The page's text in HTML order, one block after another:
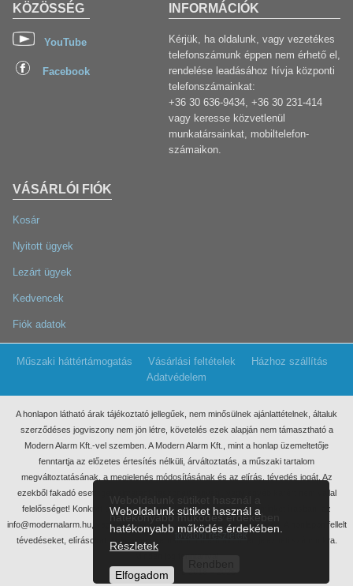
VÁSÁRLÓI FIÓK
Kosár
Nyitott ügyek
Lezárt ügyek
Kedvencek
Fiók adatok
KÖZÖSSÉG
YouTube
Facebook
INFORMÁCIÓK
Kérjük, ha oldalunk, vagy vezetékes
telefonszámunk éppen nem érhető el,
rendelése leadásához hívja központi
telefonszámainkat:
+36 30 636-9434, +36 30 231-414
vagy keresse közvetlenül
munkatársainkat, mobiltelefon-
számaikon.
Műszaki háttértámogatás Vásárlási feltételek
Házhoz szállítás
Adatvédelem
A honlapon látható árak tájékoztató jellegűek, nem minősülnek ajánlattételnek, általuk
szerződéses jogviszony nem jön létre, követelés ezek alapján nem támasztható a
Modern Alarm Kft.-vel szemben. A Modern Alarm Kft., mint a honlap üzemeltetője
fenntartja az előzetes értesítés nélküli, árváltoztatás, a műszaki tartalom
megváltoztatásának, a megjelenés módosításának és az elírás, tévedés jogát. Az
ezekből fakadó esetleges elmaradt haszonért, anyagi, vagy egyéb kárért nem vállal
felelősséget! Konkrét ajánlatkérés miatt kérjük, keressen meg minket írásban, az
info@modernalarm.hu, vagy a rendeles@modernalarm.hu e-mail címen. A honlapon fellelt
tévedéseket, elírásokat az info@modernalarm.hu e-mail címen jelezheti számunkra.
Modern Alarm Kft. 2018 – 2025
hatékonyabb működés érdekében
további részletek
Weboldalunk sütiket használ a
hatékonyabb működés érdekében.
Részletek
Elfogadom